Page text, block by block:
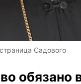
Садового
обязано